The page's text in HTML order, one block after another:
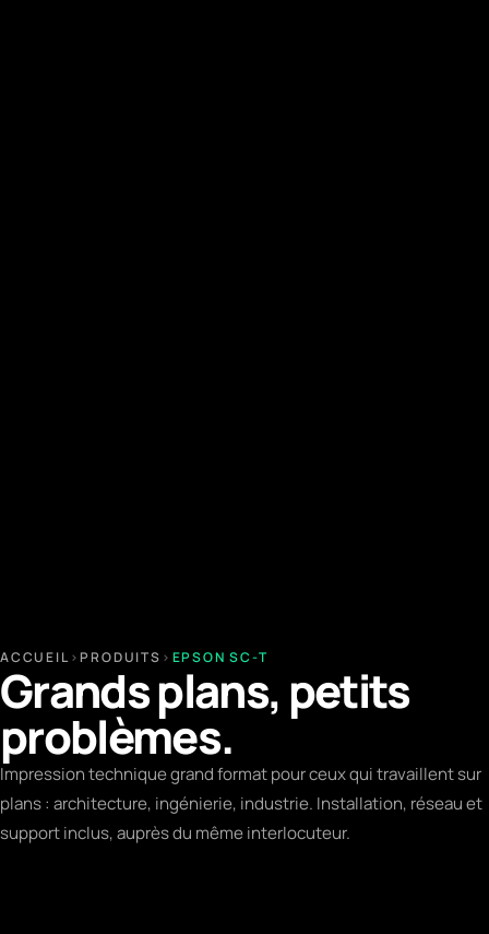
ACCUEIL ›PRODUITS › EPSON SC-T
Grands plans, petits
problèmes.
Impression technique grand format pour ceux qui travaillent sur
plans : architecture, ingénierie, industrie. Installation, réseau et
support inclus, auprès du même interlocuteur.